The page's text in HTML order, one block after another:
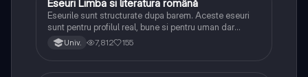
Limba și literatura română
Eseuri Limba si literatura română
Eseurile sunt structurate dupa barem. Aceste eseuri
sunt pentru profilul real, bune si pentru uman dar
lipsesc relatiile dintre personaje si caracrerizarile.
Univ. 7,812 155